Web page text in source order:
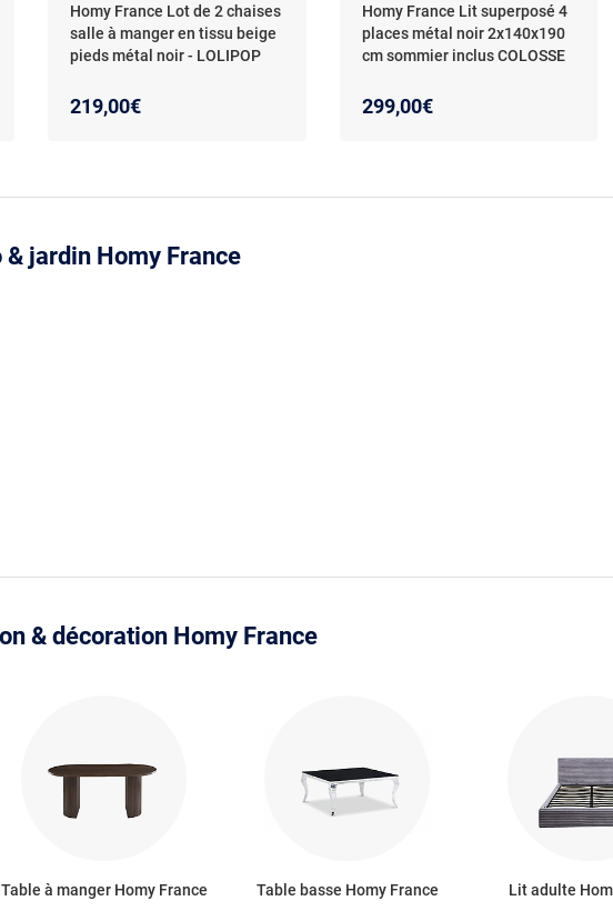
Homy France Lot de 2 chaises
salle à manger en tissu beige
pieds métal noir - LOLIPOP
219,00€
Homy France Lit superposé 4
places métal noir 2x140x190
cm sommier inclus COLOSSE
299,00€
jardin Homy France
& décoration Homy France
Table à manger Homy France Table basse Homy France Lit adulte